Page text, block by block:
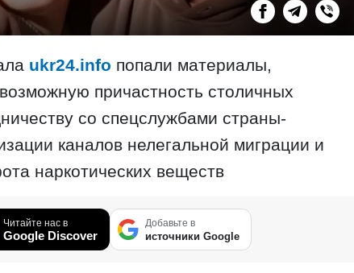
ukr24.info попали материалы,
причастность столичных
со спецслужбами страны-
каналов нелегальной миграции и
наркотических веществ
Читайте нас в
Google Discover
Добавьте в
источники Google